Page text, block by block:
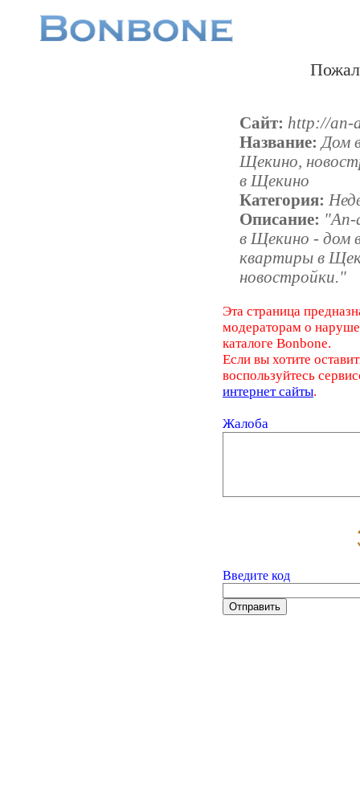
Сайт: http://an-
Название: Дом
Щекино,
в Щекино
Категория:
Описание:
в Щекино - дом
квартиры в
новостройки."
Эта страница
модераторам о
каталоге Bonbone.
Если вы хотите
воспользуйтесь
интернет сайты.
Жалоба
Введите код